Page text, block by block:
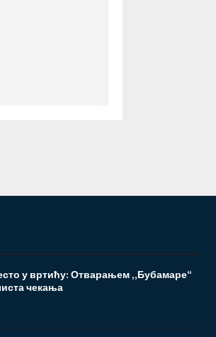
у вртићу: Отварањем „Бубамаре“
чекања